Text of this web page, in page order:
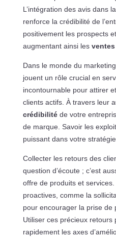
L’intégration des avis dans
renforce la crédibilité de
positivement les prospects
augmentant ainsi les
Dans le monde du
jouent un rôle crucial en
incontournable pour attirer
clients actifs. À travers leur
crédibilitéde votre
de marque. Savoir les
puissant dans votre
Collecter les retours des
question d’écoute ; c’est
offre de produits et
proactives, comme la
pour encourager la prise de
Utiliser ces précieux retours
rapidement les axes